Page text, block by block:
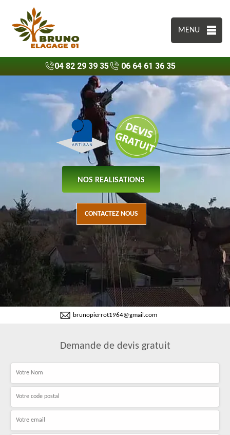
MENU
04 82 29 39 35 06 64 61 36 35
NOS REALISATIONS
CONTACTEZ NOUS
brunopierrot1964@gmail.com
Demande de devis gratuit